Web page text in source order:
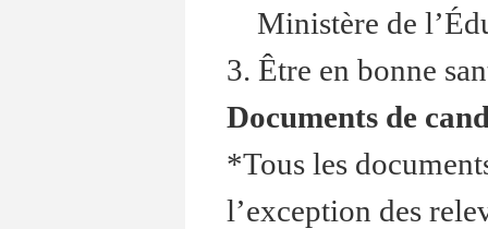
Ministère de
3. Être en bonne
Documents de
*Tous les
l’exception des